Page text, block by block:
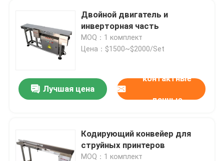
Двойной двигатель и
инверторная часть
MOQ：1 комплект
Цена：$1500~$2000/Set
Лучшая цена
контактные
данные
Кодирующий конвейер для
струйных принтеров
MOQ：1 комплект